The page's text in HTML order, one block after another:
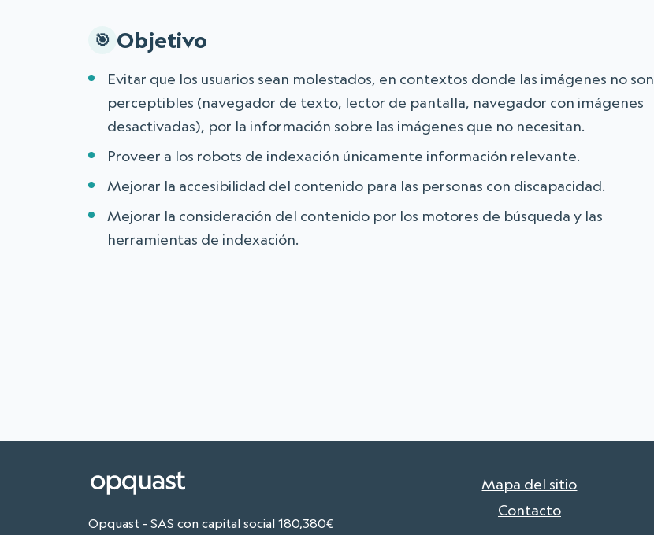
Objetivo
Evitar que los usuarios sean molestados, en contextos donde las imágenes no son
perceptibles (navegador de texto, lector de pantalla, navegador con imágenes
desactivadas), por la información sobre las imágenes que no necesitan.
Proveer a los robots de indexación únicamente información relevante.
Mejorar la accesibilidad del contenido para las personas con discapacidad.
Mejorar la consideración del contenido por los motores de búsqueda y las
herramientas de indexación.
Opquast - SAS con capital social 180,380€
Mapa del sitio
Contacto